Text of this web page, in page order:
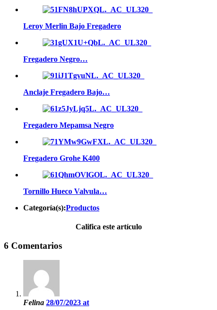
Leroy Merlin Bajo Fregadero
Fregadero Negro…
Anclaje Fregadero Bajo…
Fregadero Mepamsa Negro
Fregadero Grohe K400
Tornillo Hueco Valvula…
Categoría(s):Productos
Califica este artículo
6 Comentarios
Felina 28/07/2023 at